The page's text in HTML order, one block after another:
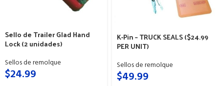
Sello de Trailer Glad Hand
Lock (2 unidades)
Sellos de remolque
$24.99
K-Pin – TRUCK SEALS ($24.99
PER UNIT)
Sellos de remolque
$49.99